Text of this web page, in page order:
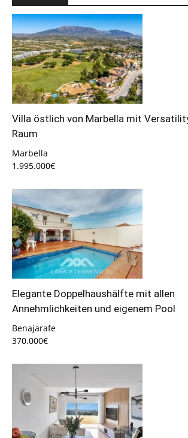
Villa östlich von Marbella mit
Raum
Marbella
1.995.000€
Elegante Doppelhaushälfte mit allen
Annehmlichkeiten und eigenem Pool
Benajarafe
370.000€